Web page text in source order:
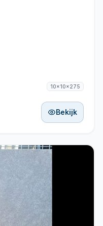
10x10x275
Bekijk